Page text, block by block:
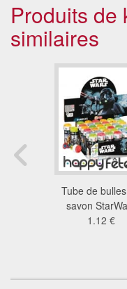
Produits de
similaires
Tube de
savon
1.12 €